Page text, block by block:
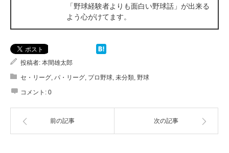
「野球経験者よりも面白い野球話」が出来る
よう心がけてます。
投稿者: 本間雄太郎
セ・リーグ パ・リーグ プロ野球 未分類 野球
コメント: 0
前の記事 次の記事